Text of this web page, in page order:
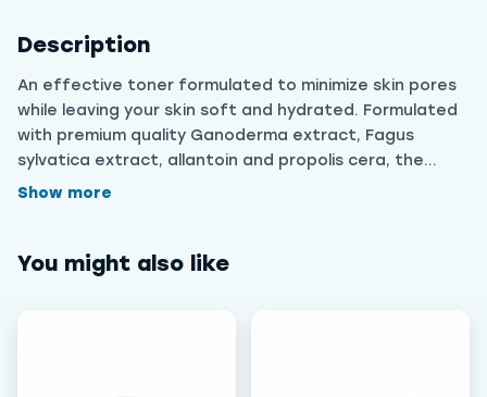
Description
An effective toner formulated to minimize skin pores
while leaving your skin soft and hydrated. Formulated
with premium quality Ganoderma extract, Fagus
sylvatica extract, allantoin and propolis cera, the
Ganozhi™ Toner prepares your skin for the following
عالي الجودة، ومستخلص فاجوس سيلفاتيكا، والألانتوين، وشمع
Show more
You might also like